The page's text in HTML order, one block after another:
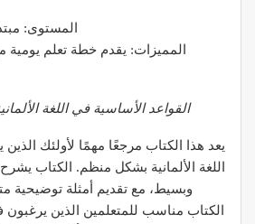
المستوى:
المميزات: يقدم خطة تعلم يومية
القواعد الأساسية في اللغة
يعد هذا الكتاب مرجعًا مهمًا لأولئك
اللغة الألمانية بشكل منظم. الكتاب
وبسيط، مع تقديم أمثلة توضيحية
الكتاب مناسب للمتعلمين الذين